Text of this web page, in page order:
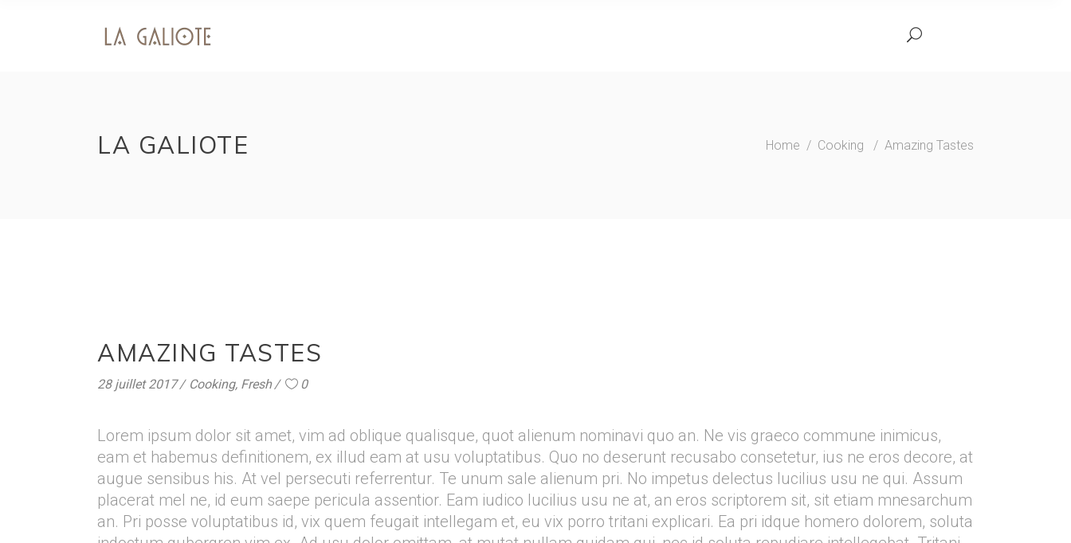
LA GALIOTE Home / Cooking / Amazing Tastes
AMAZING TASTES
28 juillet 2017 Cooking, Fresh 0
Lorem ipsum dolor sit amet, vim ad oblique qualisque, quot alienum nominavi quo an. Ne vis graeco commune inimicus,
eam et habemus definitionem, ex illud eam at usu voluptatibus. Quo no deserunt recusabo consetetur, ius ne eros decore, at
augue sensibus his. At vel persecuti referrentur. Te unum sale alienum pri. No impetus delectus lucilius usu ne qui. Assum
placerat mel ne, id eum saepe pericula assentior. Eam iudico lucilius usu ne at, an eros scriptorem sit, sit etiam mnesarchum
an. Pri posse voluptatibus id, vix quem feugait intellegam et, eu vix porro tritani explicari. Ea pri idque homero dolorem, soluta